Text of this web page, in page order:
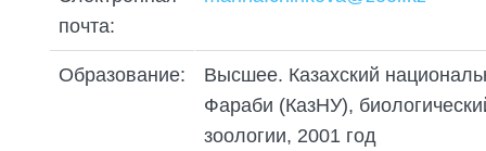
ОБОСНОВАНИЙ
ОРГАНИЗАЦИЯ ТРЕНИНГОВ И
СЕМИНАРОВ, ПОЛЕВЫХ ЭКСКУРСИЙ
ОРГАНИЗАЦИЯ ПОЛЕВЫХ ПРАКТИК,
СОВМЕСТНО С НАУЧНЫМ
ОБЩЕСТВОМ ТЕТИС
СЕЛЕВИНИЯ
почта:
Образование:
Высшее. Казахский
Фараби (КазНУ),
зоологии, 2001 год